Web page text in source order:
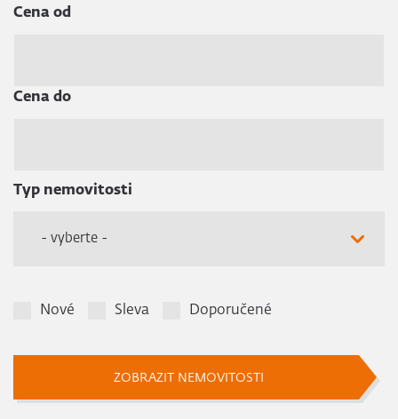
Cena od
Cena do
Typ nemovitosti
- vyberte -
Nové Sleva Doporučené
ZOBRAZIT NEMOVITOSTI